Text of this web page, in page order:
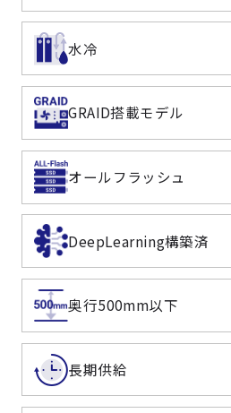
水冷
GRAID搭載モデル
オールフラッシュ
DeepLearning構築済
奥行500mm以下
長期供給